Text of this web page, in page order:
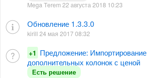
Mega Terem 22 августа 2018 10:23
Обновление 1.3.3.0
kirill 24 мая 2017 08:32
+1 Предложение: Импортирование
дополнительных колонок с ценой
Есть решение